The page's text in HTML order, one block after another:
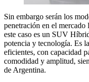
Sin embargo serán los
penetración en el
este caso es un SUV
potencia y tecnología. Es
eficientes, con capacidad
comodidad y amplitud,
de Argentina.